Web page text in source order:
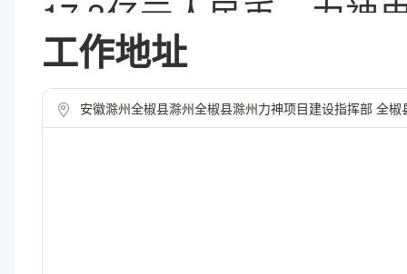
17.3亿元人民币。力神
量型企业,经过20余年
内领先的专业锂离子蓄
力神电池秉承技术质量
工作地址
安徽滁州全椒县滁州全椒县滁州力神项目建设指挥部 全